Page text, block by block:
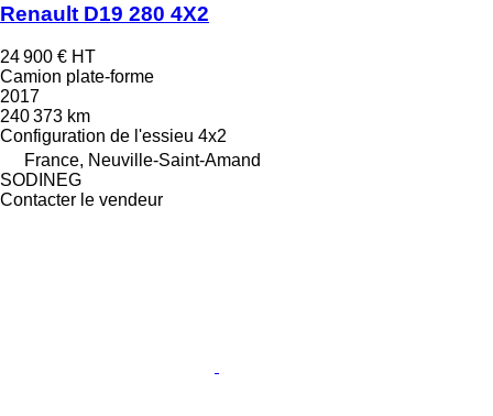
Renault D19 280 4X2
24 900 € HT
Camion plate-forme
2017
240 373 km
Configuration de l'essieu 4x2
France, Neuville-Saint-Amand
SODINEG
Contacter le vendeur